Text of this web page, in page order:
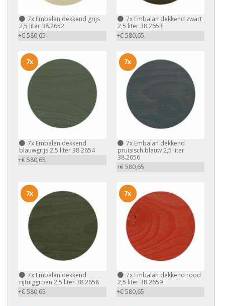
7x Embalan dekkend grijs
2,5 liter 38.2652
+€ 580,65
7xEmbalan dekkend zwart
2,5 liter 38.2653
+€ 580,65
7x Embalan dekkend
blauwgrijs 2,5 liter 38.2654
+€ 580,65
7x
7xEmbalan dekkend
pruisisch blauw 2,5 liter
38.2656
+€ 580,65
7x
7x Embalan dekkend
rijtuiggroen 2,5 liter 38.2658
+€ 580,65
7x
7xEmbalan dekkend rood
2,5 liter 38.2659
+€ 580,65
7x